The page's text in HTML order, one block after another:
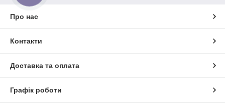
Про нас
Контакти
Доставка та оплата
Графік роботи